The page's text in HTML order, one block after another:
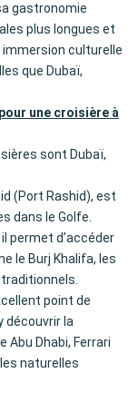
gastronomie
plus longues et
culturelle
que Dubaï,
une croisière à
sont Dubaï,
(Port Rashid), est
dans le Golfe.
permet d’accéder
le Burj Khalifa, les
point de
découvrir la
Abu Dhabi, Ferrari
naturelles